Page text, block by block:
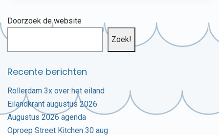
Doorzoek de website
Zoek!
Recente berichten
Rollerdam 3x over het eiland
Eilandkrant augustus 2026
Augustus 2026 agenda
Oproep Street Kitchen 30 aug